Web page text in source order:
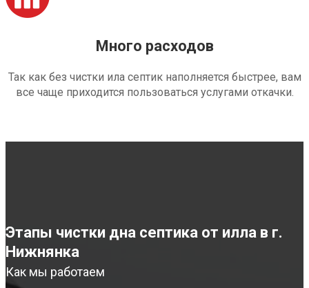
Много расходов
Так как без чистки ила септик наполняется быстрее, вам
все чаще приходится пользоваться услугами откачки.
Этапы чистки дна септика от илла в г.
Нижнянка
Как мы работаем